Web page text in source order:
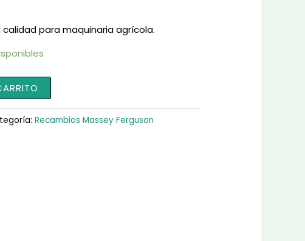
para maquinaria agrícola.
Recambios Massey Ferguson